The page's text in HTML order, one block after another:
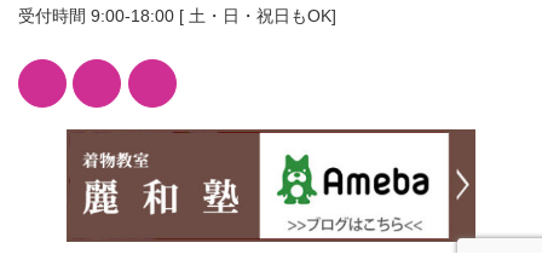
受付時間 9:00-18:00 [ 土・日・祝日もOK]